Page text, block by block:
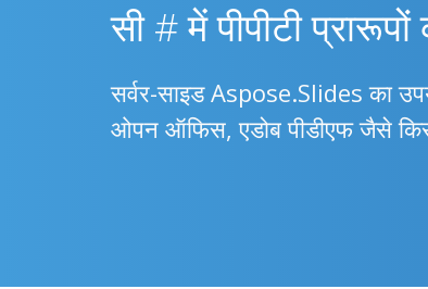
सी # में पीपीटी प्रारूपों
सर्वर-साइड Aspose.Slides का
ओपन ऑफिस, एडोब पीडीएफ जैसे